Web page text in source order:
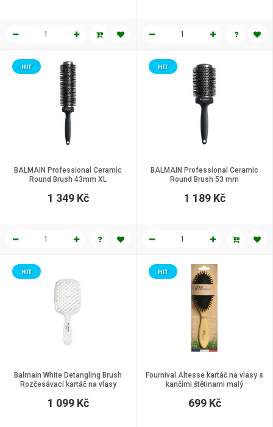
BALMAIN Professional Ceramic
Round Brush 43mm XL
HIT
1 349 Kč
BALMAIN Professional Ceramic
Round Brush 53 mm
HIT
1 189 Kč
Balmain White Detangling Brush
Rozčesávací kartáč na vlasy
HIT
1 099 Kč
Fournival Altesse kartáč na vlasy s
kančími štětinami malý
HIT
699 Kč